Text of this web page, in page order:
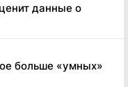
данные о
больше «умных»